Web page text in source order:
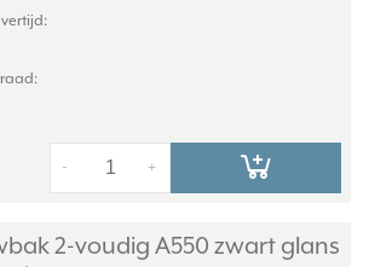
+
-
2-voudig A550 zwart glans